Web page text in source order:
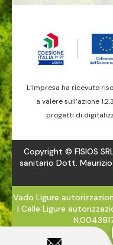
L’impresa ha ricevuto
a valere sull’azione
progetti di
Copyright © FISIOS
sanitario Dott.
Vado Ligure
| Celle Ligure